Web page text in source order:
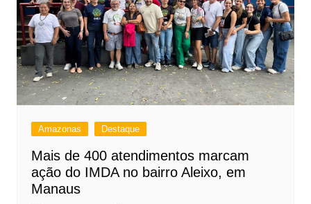
Amazonas Destaque
Mais de 400 atendimentos marcam
ação do IMDA no bairro Aleixo, em
Manaus